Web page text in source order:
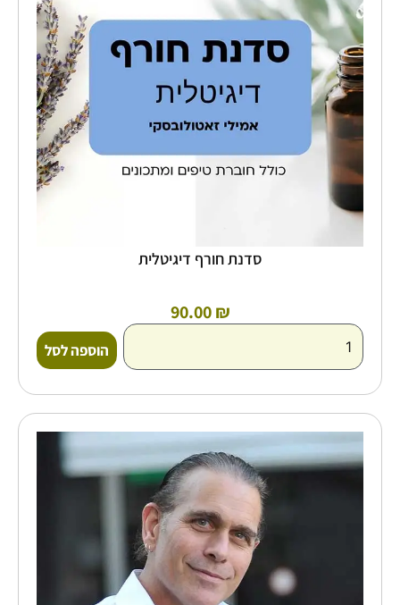
סדנת חורף דיגיטלית
90.00₪
הוספה לסל